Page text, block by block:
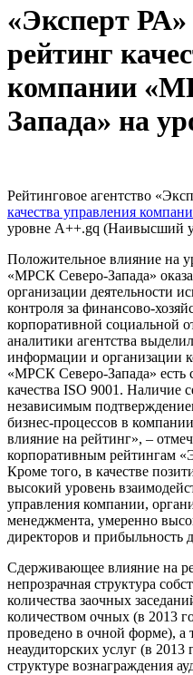
«Эксперт
рейтинг
компании
Запада» на
Рейтинговое агентство
качества управления
уровне A++.gq (Наивысший
Положительное влияние на
«МРСК Северо-Запада»
организации деятельности
контроля за финансово-
корпоративной социальной
аналитики агентства
информации и организации
«МРСК Северо-Запада» есть
качества ISO 9001. Наличие
независимым
бизнес-процессов в
влияние на рейтинг», –
корпоративным рейтингам
Кроме того, в качестве
высокий уровень
управления компании,
менеджмента, умеренно
директоров и прибыльность
Сдерживающее влияние на
непрозрачная структура
количества заочных
количеством очных (в 2013
проведено в очной форме), а
неаудиторских услуг (в 2013
структуре вознаграждения